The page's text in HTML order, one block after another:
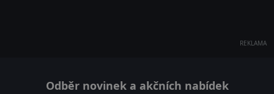
REKLAMA
Odběr novinek a akčních nabídek